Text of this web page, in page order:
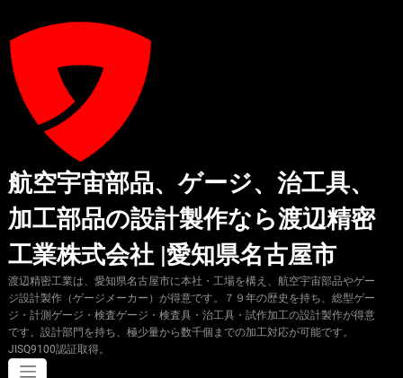
テ
航空宇宙部品、ゲージ、治工具、
加工部品の設計製作なら渡辺精密
工業株式会社 |愛知県名古屋市
渡辺精密工業は、愛知県名古屋市に本社・工場を構え、航空宇宙部品やゲー
ジ設計製作（ゲージメーカー）が得意です。７９年の歴史を持ち、総型ゲー
ジ・計測ゲージ・検査ゲージ・検査具・治工具・試作加工の設計製作が得意
です。設計部門を持ち、極少量から数千個までの加工対応が可能です。
JISQ9100認証取得。